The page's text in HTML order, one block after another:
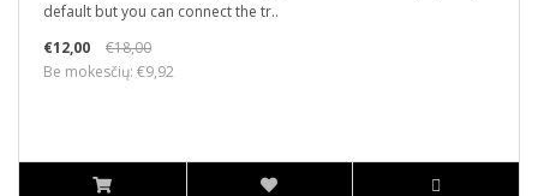
default but you can connect the tr..
€12,00
€18,00
Be mokesčių: €9,92